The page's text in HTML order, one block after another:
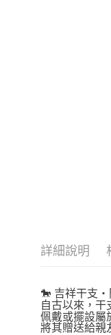
詳細說明
🐎 吉祥干支
自古以來，干
佩戴或擺設屬
將其贈送給親